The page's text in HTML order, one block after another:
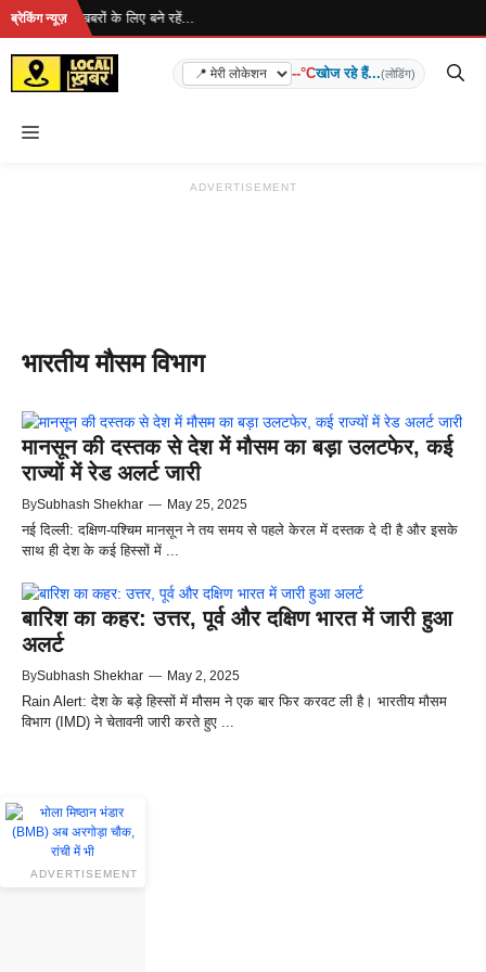
Skip
content
ब्रेकिंग न्यूज़
है... ताज़ा खबरों के लिए बने रहें...
--°Cखोज रहे हैं...(लोडिंग)
Menu
ADVERTISEMENT
भारतीय मौसम विभाग
मानसून की दस्तक से देश में मौसम का बड़ा उलटफेर, कई
राज्यों में रेड अलर्ट जारी
BySubhash Shekhar — May 25, 2025
नई दिल्ली: दक्षिण-पश्चिम मानसून ने तय समय से पहले केरल में दस्तक दे दी है और इसके
साथ ही देश के कई हिस्सों में ...
बारिश का कहर: उत्तर, पूर्व और दक्षिण भारत में जारी हुआ
अलर्ट
BySubhash Shekhar — May 2, 2025
Rain Alert: देश के बड़े हिस्सों में मौसम ने एक बार फिर करवट ली है। भारतीय मौसम
विभाग (IMD) ने चेतावनी जारी करते हुए ...
ADVERTISEMENT